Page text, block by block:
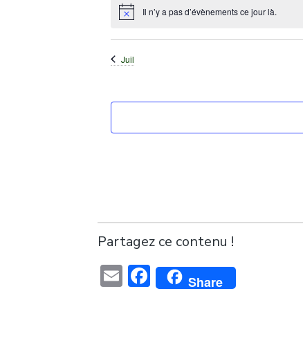
Notice Il n’y a pas d’évènements ce jour là.
Juil
Partagez ce contenu !
EmailFacebook
Share